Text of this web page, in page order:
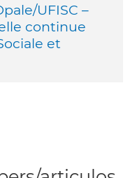
UFISC –
continue
et